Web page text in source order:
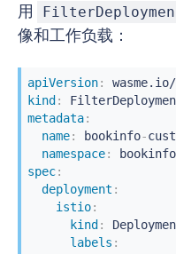
用
像和工作负载：
apiVersion:
kind :
metadata:
name: bookinfo-
namespace:
bookinfo
spec:
deployment :
istio:
kind :
labels :